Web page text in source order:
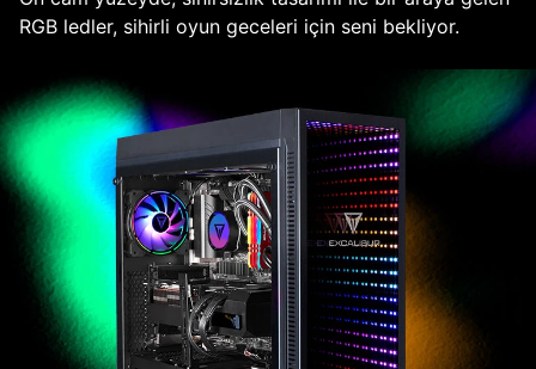
RGB ledler, sihirli oyun geceleri için seni bekliyor.